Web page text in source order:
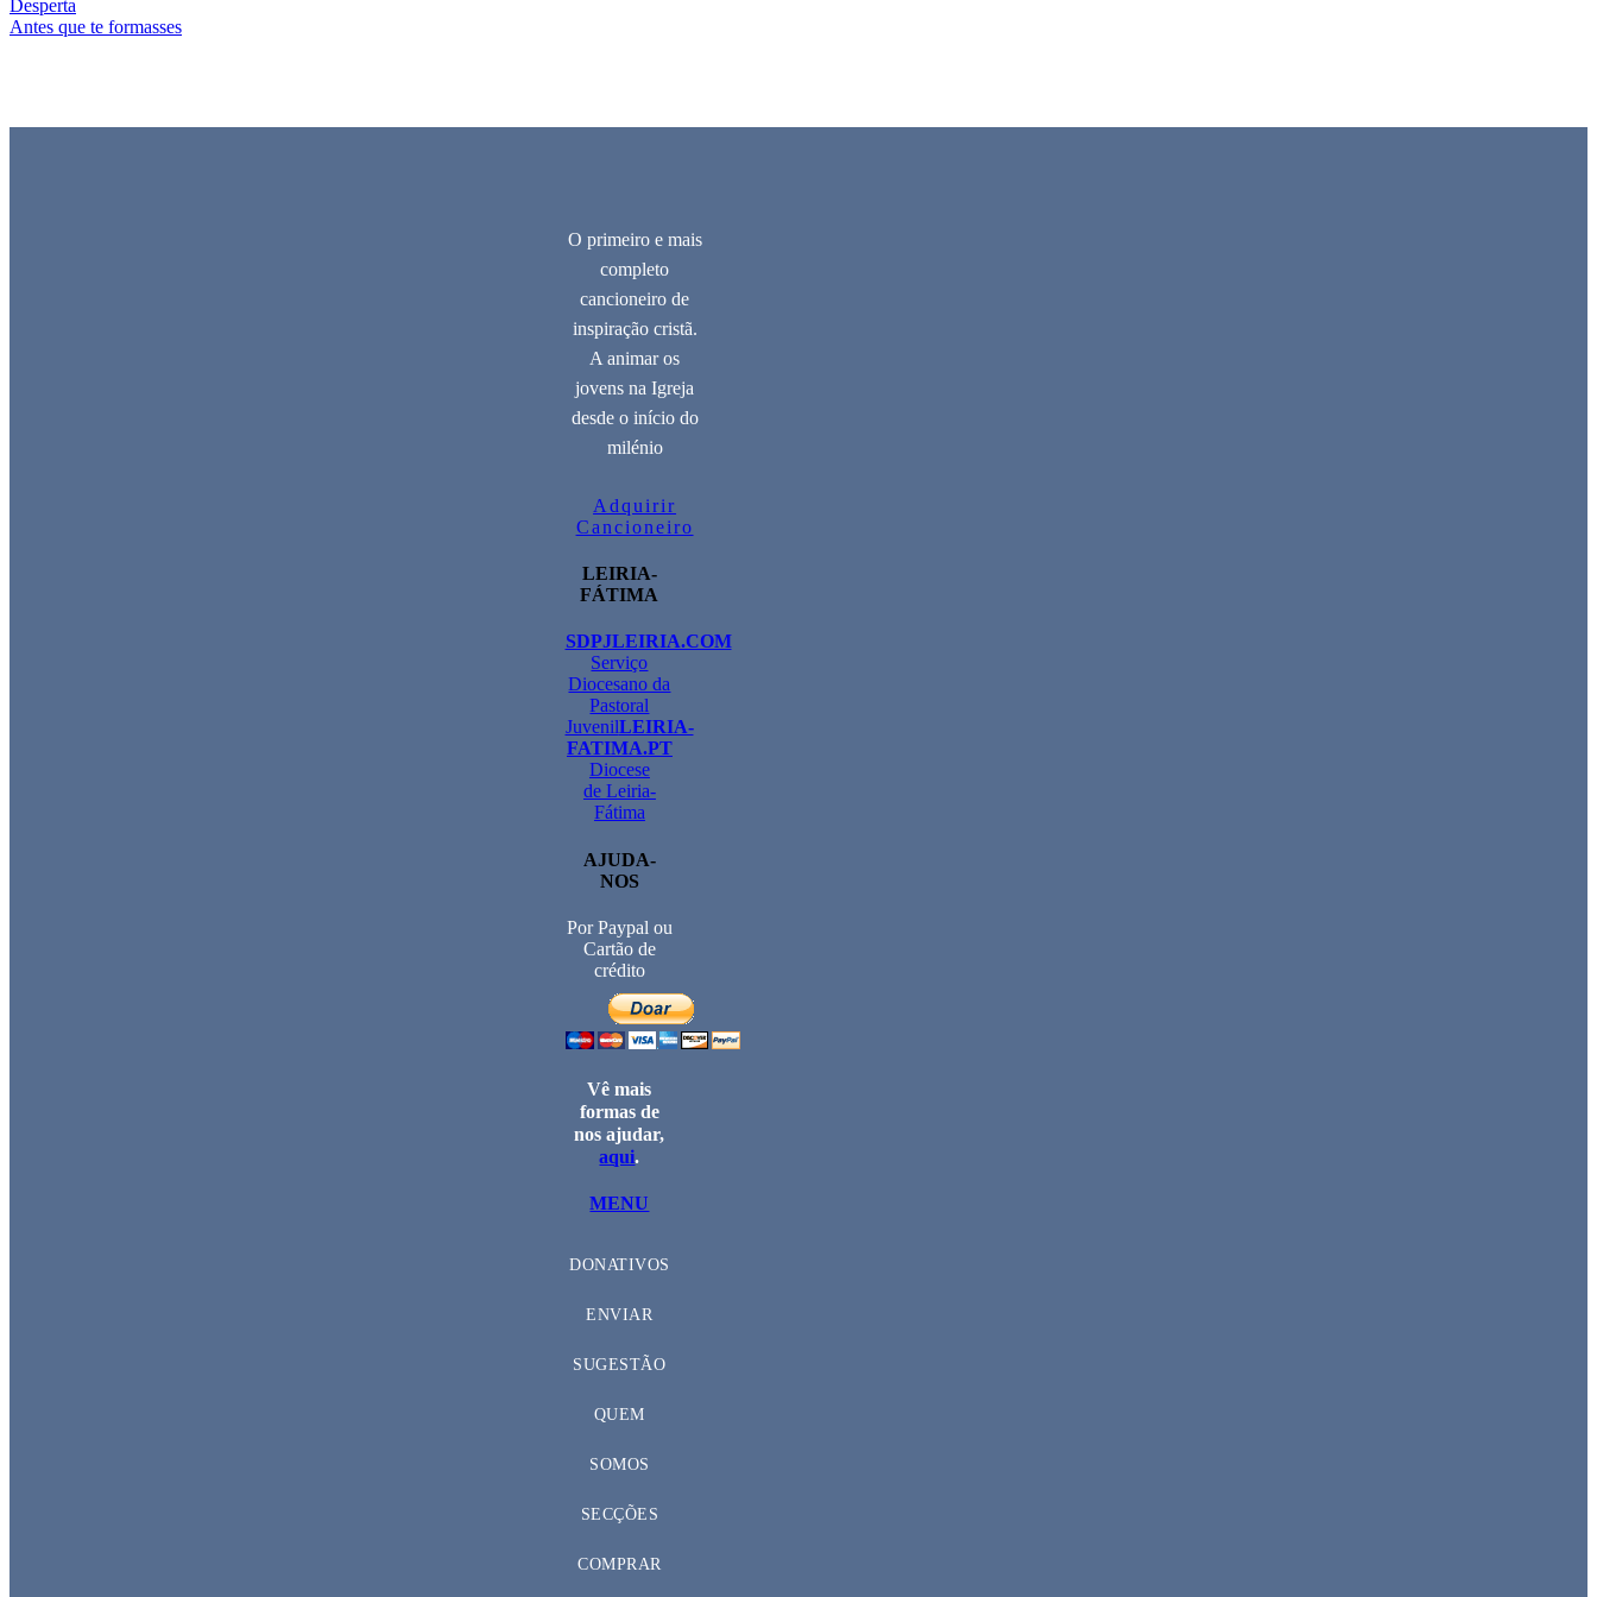
Desperta
Antes que te formasses
O primeiro e mais
completo
cancioneiro de
inspiração cristã.
A animar os
jovens na Igreja
desde o início do
milénio
Adquirir
Cancioneiro
LEIRIA-
FÁTIMA
SDPJLEIRIA.COM
Serviço
Diocesano da
Pastoral
JuvenilLEIRIA-
FATIMA.PT
Diocese
de Leiria-
Fátima
AJUDA-
NOS
Por Paypal ou
Cartão de
crédito
Vê mais
formas de
nos ajudar,
aqui.
MENU
DONATIVOS
ENVIAR
SUGESTÃO
QUEM
SOMOS
SECÇÕES
COMPRAR